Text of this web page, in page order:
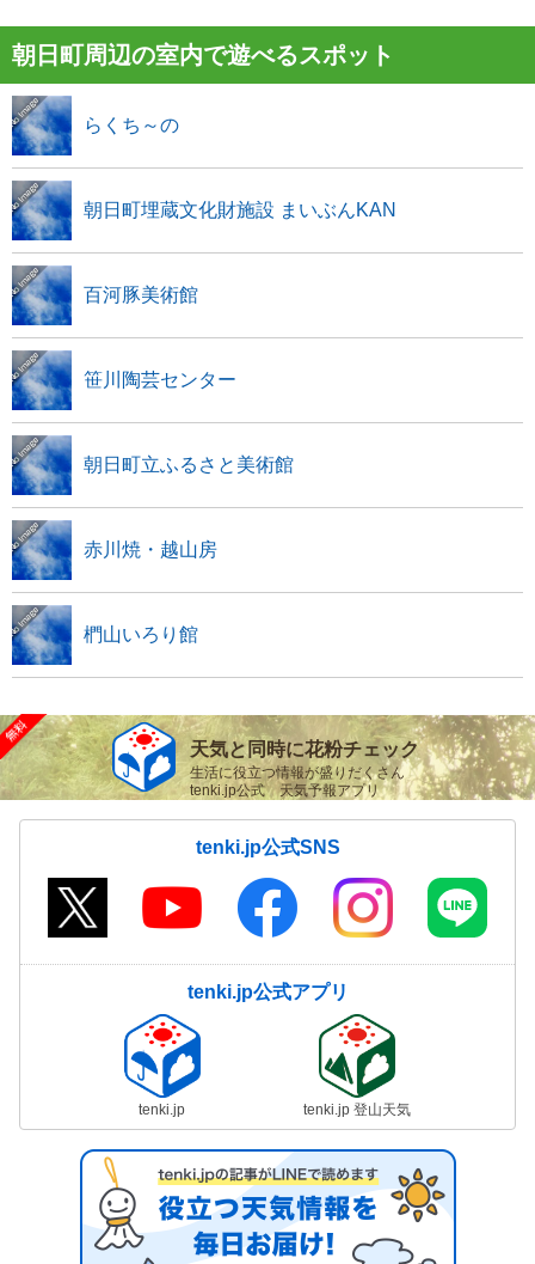
朝日町周辺の室内で遊べるスポット
らくち～の
朝日町埋蔵文化財施設 まいぶんKAN
百河豚美術館
笹川陶芸センター
朝日町立ふるさと美術館
赤川焼・越山房
椚山いろり館
天気と同時に花粉チェック
生活に役立つ情報が盛りだくさん
tenki.jp公式 天気予報アプリ
tenki.jp公式SNS
tenki.jp公式アプリ
tenki.jp tenki.jp 登山天気